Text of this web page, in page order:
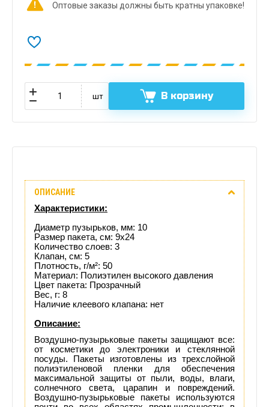
Оптовые заказы должны быть кратны упаковке!
шт В корзину
Отзывы
(0)
Доставка
этого
товара
ОПИСАНИЕ
Характеристики:
Диаметр пузырьков, мм: 10
Размер пакета, см: 9x24
Количество слоев: 3
Клапан, см: 5
Плотность, г/м²: 50
Материал: Полиэтилен высокого давления
Цвет пакета: Прозрачный
Вес, г: 8
Наличие клеевого клапана: нет
Описание:
Воздушно-пузырьковые пакеты защищают все:
от косметики до электроники и стеклянной
посуды. Пакеты изготовлены из трехслойной
полиэтиленовой пленки для обеспечения
максимальной защиты от пыли, воды, влаги,
солнечного света, царапин и повреждений.
Воздушно-пузырьковые пакеты используются